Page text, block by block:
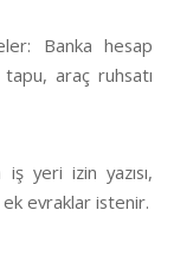
Banka hesap
araç ruhsatı
yeri izin yazısı,
evraklar istenir.